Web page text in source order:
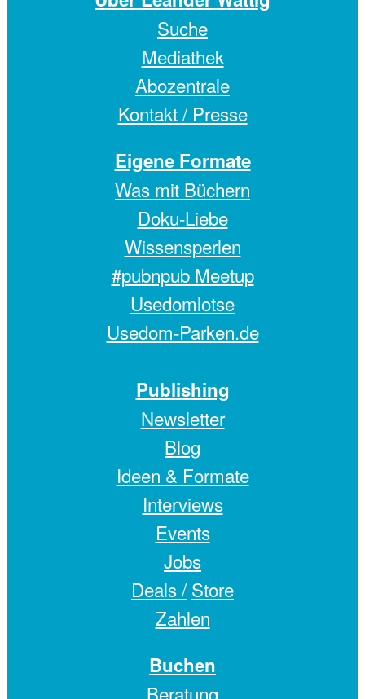
Suche
Mediathek
Abozentrale
Kontakt / Presse
Eigene Formate
Was mit Büchern
Doku-Liebe
Wissensperlen
#pubnpub Meetup
Usedomlotse
Usedom-Parken.de
Publishing
Newsletter
Blog
Ideen & Formate
Interviews
Events
Jobs
Deals / Store
Zahlen
Buchen
Beratung